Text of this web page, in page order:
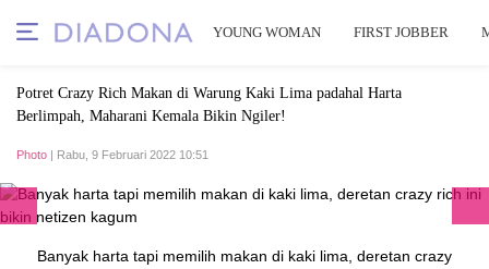
YOUNG WOMAN FIRST JOBBER
Potret Crazy Rich Makan di Warung Kaki Lima padahal Harta
Berlimpah, Maharani Kemala Bikin Ngiler!
Photo | Rabu, 9 Februari 2022 10:51
Banyak harta tapi memilih makan di kaki lima, deretan crazy